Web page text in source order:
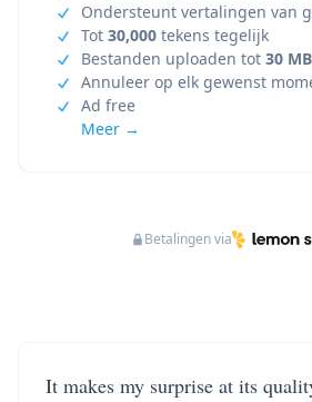
Ondersteunt vertalingen van
Tot 30,000 tekens tegelijk
Bestanden uploaden tot 30 MB
Annuleer op elk gewenst
Ad free
Meer →
Betalingen via
It makes my surprise at its